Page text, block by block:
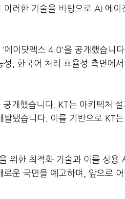
러한 기술을 바탕으로 AI 에이
에이닷엑스 4.0'을 공개했습니
, 한국어 처리 효율성 측면에
개했습니다. KT는 아키텍처
됐습니다. 이를 기반으로 KT
위한 최적화 기술과 이를 상용
운 국면을 예고하며, 앞으로